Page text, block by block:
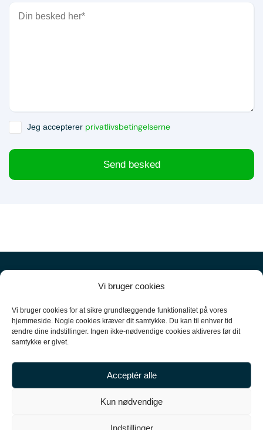
Vi bruger cookies
Vi bruger cookies for at sikre grundlæggende funktionalitet på vores
hjemmeside. Nogle cookies kræver dit samtykke. Du kan til enhver tid
ændre dine indstillinger. Ingen ikke-nødvendige cookies aktiveres før dit
samtykke er givet.
Acceptér alle
Kun nødvendige
Indstillinger
Jeg accepterer privatlivsbetingelserne
Send besked
+45 61 10 52 10
hello@carpal.dk
Tonsbakken 16